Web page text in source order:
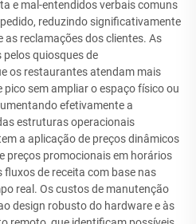
e mal-entendidos verbais comuns
reduzindo significativamente
reclamações dos clientes. As
quiosques de
os restaurantes atendam mais
sem ampliar o espaço físico ou
efetivamente a
estruturas operacionais
a aplicação de preços dinâmicos
preços promocionais em horários
de receita com base nas
real. Os custos de manutenção
design robusto do hardware e às